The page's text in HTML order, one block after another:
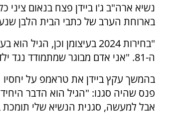
נשיא ארה"ב ג'ו ביידן פצח בנאום ציני
בארוחת הערב של כתבי הבית הלבן
"בחירות 2024 בעיצומן וכן, הגיל
ה-81. "אני אדם מבוגר שמתמודד נגד ילד בן שש".
בהמשך עקץ ביידן את טראמפ על יחסיו
פנס שהיה סגנו: "הגיל הוא הדבר
אבל למעשה, סגנית הנשיא שלי תומכת